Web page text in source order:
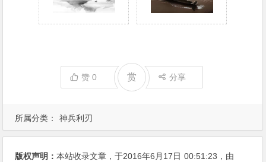
所属分类： 神兵利刃
赞0 赏 分享
版权声明：本站收录文章，于2016年6月17日 00:51:23 ，由